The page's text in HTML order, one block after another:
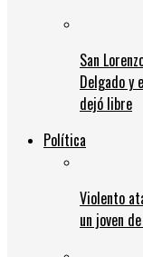
San
Delgado y
dejó libre
Política
Violento
un joven